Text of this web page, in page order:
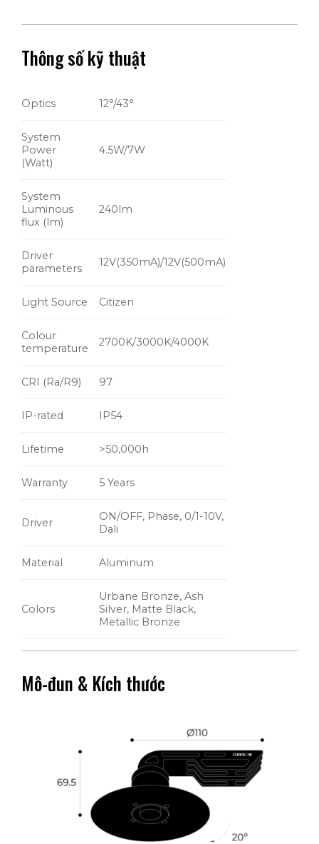
Thông số kỹ thuật
Optics 12°/43°
System
Power
(Watt)
4.5W/7W
System
Luminous
flux (lm)
240lm
Driver
parameters
12V(350mA)/12V(500mA)
Light Source Citizen
Colour
temperature
2700K/3000K/4000K
CRI (Ra/R9) 97
IP-rated IP54
Lifetime >50,000h
Warranty 5 Years
Driver
ON/OFF, Phase, 0/1-10V,
Dali
Material Aluminum
Colors
Urbane Bronze, Ash
Silver, Matte Black,
Metallic Bronze
Mô-đun & Kích thước